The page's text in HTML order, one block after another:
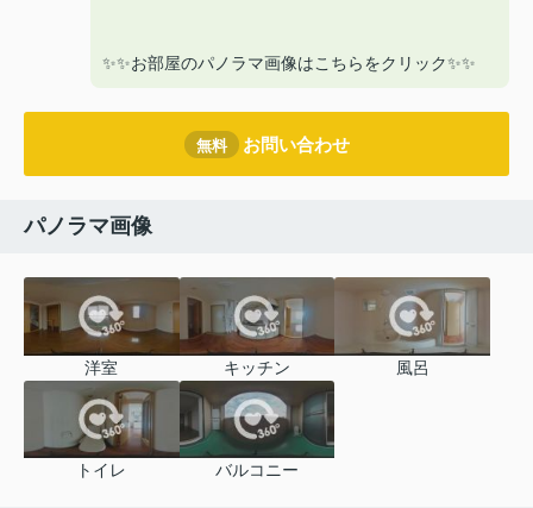
✨✨お部屋のパノラマ画像はこちらをクリック✨✨
無料 お問い合わせ
パノラマ画像
洋室 キッチン 風呂
トイレ バルコニー